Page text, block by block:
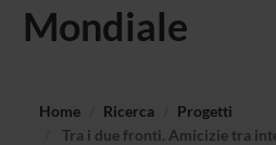
Mondiale
Home Ricerca
Progetti
Tra i due fronti. Amicizie tra